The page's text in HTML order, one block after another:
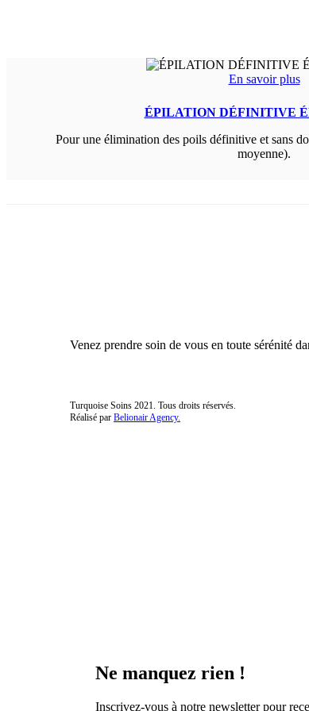
En savoir plus
ÉPILATION DÉFINITIVE
Pour une élimination des poils définitive et sans
moyenne).
Venez prendre soin de vous en toute sérénité
Turquoise Soins 2021. Tous droits réservés.
Réalisé par Belionair Agency.
Ne manquez rien !
Inscrivez-vous à notre newsletter pour